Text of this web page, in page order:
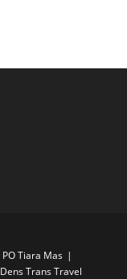
PO Tiara Mas
Dens Trans Travel